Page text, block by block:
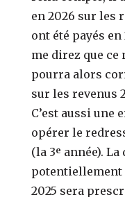
en 2026 sur les
ont été payés en
me direz que ce
pourra alors
sur les revenus
C’est aussi une
opérer le
(la 3ᵉ année).
potentiellement
2025 sera